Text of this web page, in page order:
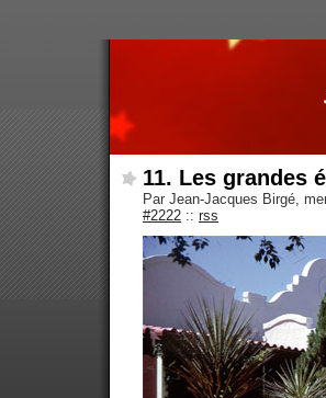
11. Les grandes
Par Jean-Jacques Birgé,
#2222 :: rss